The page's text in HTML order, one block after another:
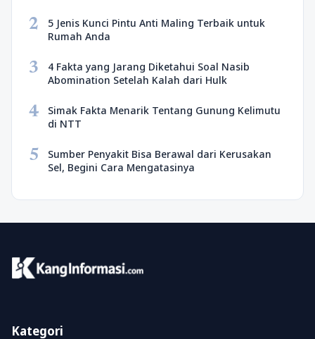
2
5 Jenis Kunci Pintu Anti Maling Terbaik untuk
Rumah Anda
3
4 Fakta yang Jarang Diketahui Soal Nasib
Abomination Setelah Kalah dari Hulk
4
Simak Fakta Menarik Tentang Gunung Kelimutu
di NTT
5
Sumber Penyakit Bisa Berawal dari Kerusakan
Sel, Begini Cara Mengatasinya
Kategori